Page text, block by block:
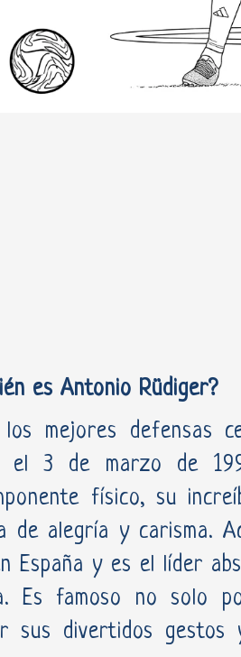
es Antonio Rüdiger?
mejores defensas
el 3 de marzo de
físico, su
de alegría y carisma.
España y es el líder
Es famoso no solo
sus divertidos